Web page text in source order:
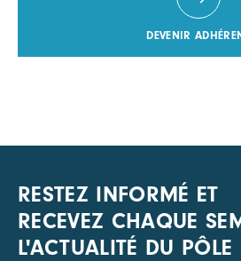
DEVENIR
RESTEZ INFORMÉ ET
RECEVEZ CHAQUE
L'ACTUALITÉ DU PÔLE